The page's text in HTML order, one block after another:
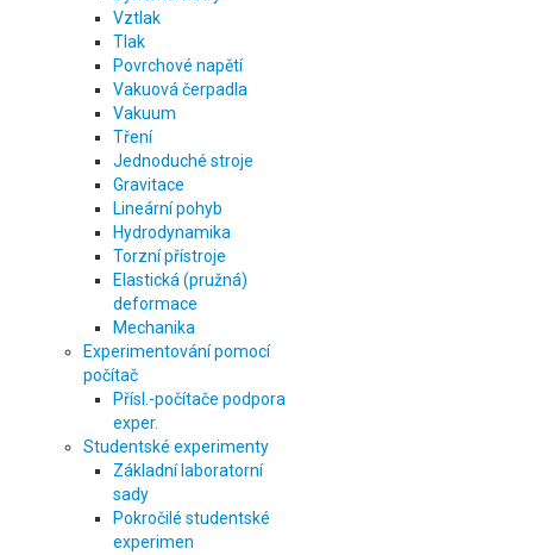
Vztlak
Tlak
Povrchové napětí
Vakuová čerpadla
Vakuum
Tření
Jednoduché stroje
Gravitace
Lineární pohyb
Hydrodynamika
Torzní přístroje
Elastická (pružná)
deformace
Mechanika
Experimentování pomocí
počítač
Přísl.-počítače podpora
exper.
Studentské experimenty
Základní laboratorní
sady
Pokročilé studentské
experimen